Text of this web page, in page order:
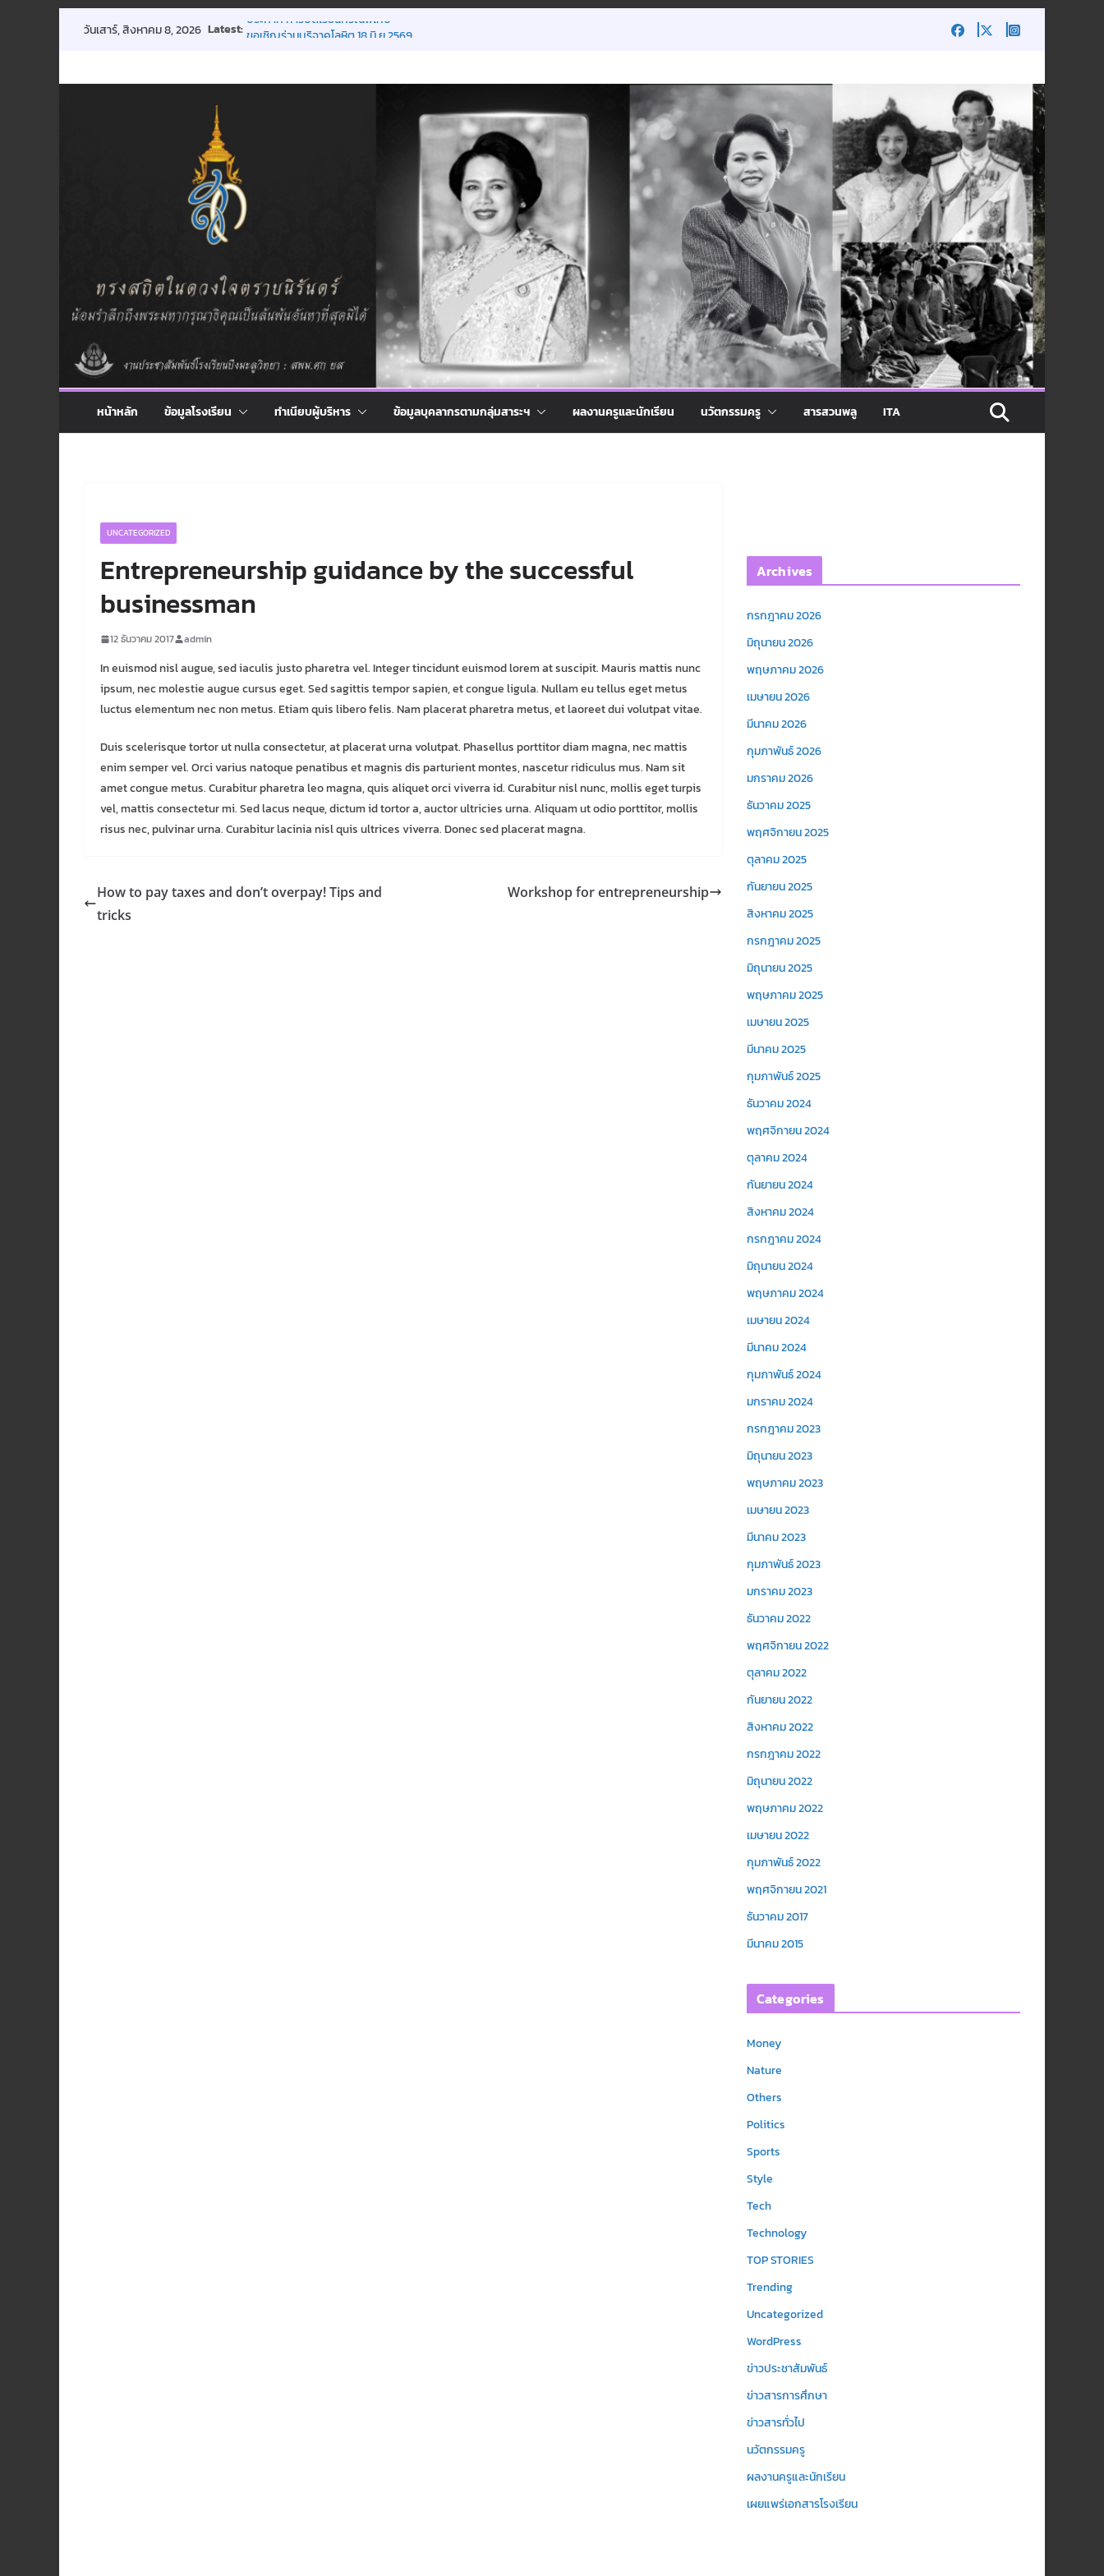
วันเสาร์, สิงหาคม 8, 2026 Latest:ประกาศ การปิดเรียนกรณีพิเศษ
หน้าหลัก ข้อมูลโรงเรียน ทำเนียบผู้บริหาร ข้อมูลบุคลากรตามกลุ่มสาระฯ ผลงานครูและนักเรียน นวัตกรรมครู สารสวนพลู ITA
UNCATEGORIZED
Entrepreneurship guidance by the successful
businessman
12 ธันวาคม 2017 admin
In euismod nisl augue, sed iaculis justo pharetra vel. Integer tincidunt euismod lorem at suscipit. Mauris mattis nunc
ipsum, nec molestie augue cursus eget. Sed sagittis tempor sapien, et congue ligula. Nullam eu tellus eget metus
luctus elementum nec non metus. Etiam quis libero felis. Nam placerat pharetra metus, et laoreet dui volutpat vitae.
Duis scelerisque tortor ut nulla consectetur, at placerat urna volutpat. Phasellus porttitor diam magna, nec mattis
enim semper vel. Orci varius natoque penatibus et magnis dis parturient montes, nascetur ridiculus mus. Nam sit
amet congue metus. Curabitur pharetra leo magna, quis aliquet orci viverra id. Curabitur nisl nunc, mollis eget turpis
vel, mattis consectetur mi. Sed lacus neque, dictum id tortor a, auctor ultricies urna. Aliquam ut odio porttitor, mollis
risus nec, pulvinar urna. Curabitur lacinia nisl quis ultrices viverra. Donec sed placerat magna.
How to pay taxes and don’t overpay! Tips and
tricks
Workshop for entrepreneurship
Archives
กรกฎาคม 2026
มิถุนายน 2026
พฤษภาคม 2026
เมษายน 2026
มีนาคม 2026
กุมภาพันธ์ 2026
มกราคม 2026
ธันวาคม 2025
พฤศจิกายน 2025
ตุลาคม 2025
กันยายน 2025
สิงหาคม 2025
กรกฎาคม 2025
มิถุนายน 2025
พฤษภาคม 2025
เมษายน 2025
มีนาคม 2025
กุมภาพันธ์ 2025
ธันวาคม 2024
พฤศจิกายน 2024
ตุลาคม 2024
กันยายน 2024
สิงหาคม 2024
กรกฎาคม 2024
มิถุนายน 2024
พฤษภาคม 2024
เมษายน 2024
มีนาคม 2024
กุมภาพันธ์ 2024
มกราคม 2024
กรกฎาคม 2023
มิถุนายน 2023
พฤษภาคม 2023
เมษายน 2023
มีนาคม 2023
กุมภาพันธ์ 2023
มกราคม 2023
ธันวาคม 2022
พฤศจิกายน 2022
ตุลาคม 2022
กันยายน 2022
สิงหาคม 2022
กรกฎาคม 2022
มิถุนายน 2022
พฤษภาคม 2022
เมษายน 2022
กุมภาพันธ์ 2022
พฤศจิกายน 2021
ธันวาคม 2017
มีนาคม 2015
Categories
Money
Nature
Others
Politics
Sports
Style
Tech
Technology
TOP STORIES
Trending
Uncategorized
WordPress
ข่าวประชาสัมพันธ์
ข่าวสารการศึกษา
ข่าวสารทั่วไป
นวัตกรรมครู
ผลงานครูและนักเรียน
เผยแพร่เอกสารโรงเรียน